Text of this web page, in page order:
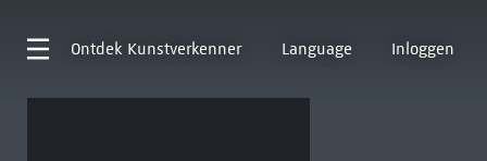
Ontdek Kunstverkenner Language Inloggen